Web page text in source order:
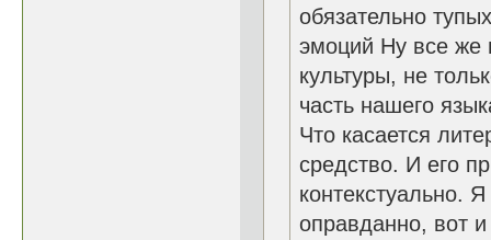
обязательно
эмоций Ну все же
культуры, не
часть нашего
Что касается
средство. И его
контекстуально.
оправданно, вот